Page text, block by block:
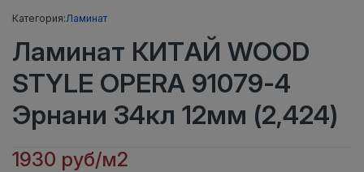
Категория:Ламинат
Ламинат КИТАЙ WOOD
STYLE OPERA 91079-4
Эрнани 34кл 12мм (2,424)
1930 руб/м2